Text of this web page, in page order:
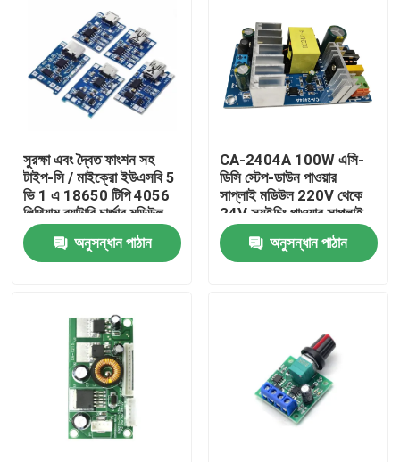
আমাদের সম্পর্কে
কারখানা পরিদর্শন
সুরক্ষা এবং দ্বৈত ফাংশন সহ
টাইপ-সি / মাইক্রো ইউএসবি 5
ভি 1 এ 18650 টিপি 4056
লিথিয়াম ব্যাটারি চার্জার মডিউল
অনুসন্ধান পাঠান
CA-2404A 100W এসি-
ডিসি স্টেপ-ডাউন পাওয়ার
সাপ্লাই মডিউল 220V থেকে
24V স্যুইচিং পাওয়ার সাপ্লাই
অনুসন্ধান পাঠান